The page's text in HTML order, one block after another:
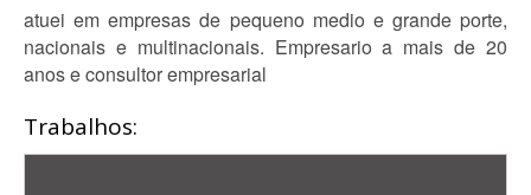
atuei em empresas de pequeno medio e grande porte,
nacionais e multinacionais. Empresario a mais de 20
anos e consultor empresarial
Trabalhos: